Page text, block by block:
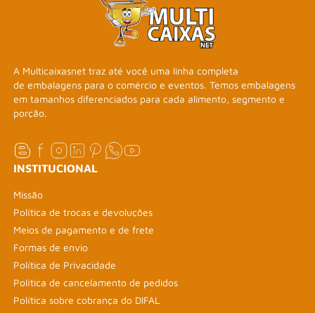
A Multicaixasnet traz até você uma linha completa
de embalagens para o comércio e eventos. Temos embalagens
em tamanhos diferenciados para cada alimento, segmento e
porção.
INSTITUCIONAL
Missão
Política de trocas e devoluções
Meios de pagamento e de frete
Formas de envio
Política de Privacidade
Política de cancelamento de pedidos
Política sobre cobrança do DIFAL